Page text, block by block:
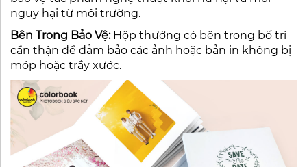
nguy hại từ môi trường.
Bên Trong Bảo Vệ:Hộp thường có bên trong bố trí
cẩn thận để đảm bảo các ảnh hoặc bản in không bị
móp hoặc trầy xước.